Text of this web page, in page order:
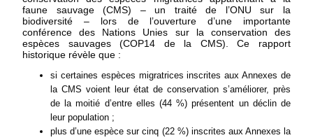
faune sauvage (CMS) – un traité de l’ONU sur la
biodiversité – lors de l’ouverture d’une importante
conférence des Nations Unies sur la conservation des
espèces sauvages (COP14 de la CMS). Ce rapport
historique révèle que :
si certaines espèces migratrices inscrites aux Annexes de
la CMS voient leur état de conservation s’améliorer, près
de la moitié d’entre elles (44 %) présentent un déclin de
leur population ;
plus d’une espèce sur cinq (22 %) inscrites aux Annexes la